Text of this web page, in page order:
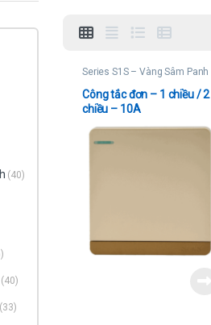
Series S1S – Vàng Sâm Panh
Công tắc đơn – 1 chiều / 2
chiều – 10A
(40)
(40)
(33)